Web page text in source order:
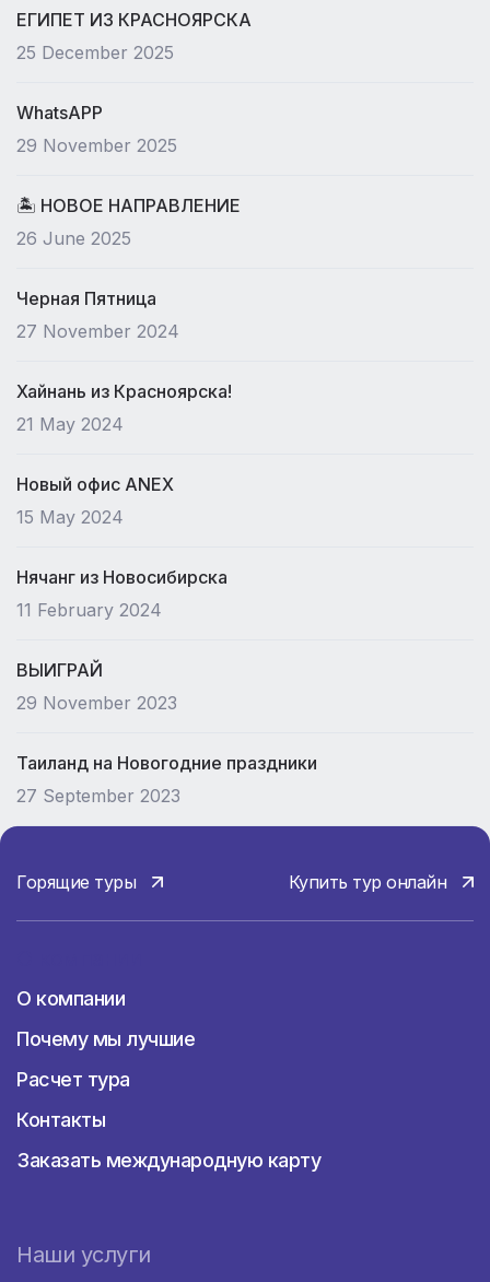
ЕГИПЕТ ИЗ КРАСНОЯРСКА
25 December 2025
WhatsAPP
29 November 2025
🏝 НОВОЕ НАПРАВЛЕНИЕ
26 June 2025
Черная Пятница
27 November 2024
Хайнань из Красноярска!
21 May 2024
Новый офис ANEX
15 May 2024
Нячанг из Новосибирска
11 February 2024
ВЫИГРАЙ
29 November 2023
Таиланд на Новогодние праздники
27 September 2023
Горящие туры Купить тур онлайн
О компании
Почему мы лучшие
Расчет тура
Контакты
Заказать международную карту
Наши услуги